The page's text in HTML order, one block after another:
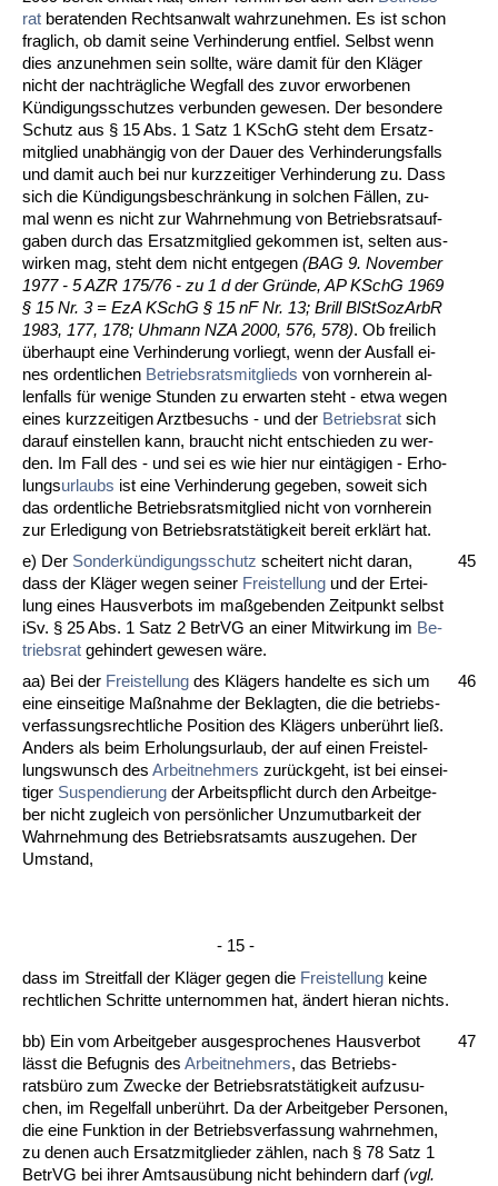
rat be­ra­ten­den Rechts­an­walt wahr­zu­neh­men. Es ist schon
frag­lich, ob da­mit sei­ne Ver­hin­de­rung ent­fiel. Selbst wenn
dies an­zu­neh­men sein soll­te, wäre da­mit für den Kläger
nicht der nachträgli­che Weg­fall des zu­vor er­wor­be­nen
Kündi­gungs­schut­zes ver­bun­den ge­we­sen. Der be­son­de­re
Schutz aus § 15 Abs. 1 Satz 1 KSchG steht dem Er­satz­
mit­glied un­abhängig von der Dau­er des Ver­hin­de­rungs­falls
und da­mit auch bei nur kurz­zei­ti­ger Ver­hin­de­rung zu. Dass
sich die Kündi­gungs­be­schränkung in sol­chen Fällen, zu­
mal wenn es nicht zur Wahr­neh­mung von Be­triebs­rats­auf­
ga­ben durch das Er­satz­mit­glied ge­kom­men ist, sel­ten aus­
wir­ken mag, steht dem nicht ent­ge­gen (BAG 9. No­vem­ber
1977 - 5 AZR 175/76 - zu 1 d der Gründe, AP KSchG 1969
§ 15 Nr. 3 = EzA KSchG § 15 nF Nr. 13; Brill BlStSozArbR
1983, 177, 178; Uh­mann NZA 2000, 576, 578). Ob frei­lich
über­haupt ei­ne Ver­hin­de­rung vor­liegt, wenn der Aus­fall ei­
nes or­dent­li­chen Be­triebs­rats­mit­glieds von vorn­her­ein al­
len­falls für we­ni­ge St­un­den zu er­war­ten steht - et­wa we­gen
ei­nes kurz­zei­ti­gen Arzt­be­suchs - und der Be­triebs­rat sich
dar­auf ein­stel­len kann, braucht nicht ent­schie­den zu wer­
den. Im Fall des - und sei es wie hier nur eintägi­gen - Er­ho­
lungs­ur­laubs ist ei­ne Ver­hin­de­rung ge­ge­ben, so­weit sich
das or­dent­li­che Be­triebs­rats­mit­glied nicht von vorn­her­ein
zur Er­le­di­gung von Be­triebs­ratstätig­keit be­reit erklärt hat.
e) Der Son­derkündi­gungs­schutz schei­tert nicht dar­an,
dass der Kläger we­gen sei­ner Frei­stel­lung und der Er­tei­
lung ei­nes Haus­ver­bots im maßge­ben­den Zeit­punkt selbst
iSv. § 25 Abs. 1 Satz 2 Be­trVG an ei­ner Mit­wir­kung im Be­
triebs­rat ge­hin­dert ge­we­sen wäre.
45
aa) Bei der Frei­stel­lung des Klägers han­del­te es sich um
ei­ne ein­sei­ti­ge Maßnah­me der Be­klag­ten, die die be­triebs­
ver­fas­sungs­recht­li­che Po­si­ti­on des Klägers un­berührt ließ.
An­ders als beim Er­ho­lungs­ur­laub, der auf ei­nen Freis­tel­
lungs­wunsch des Ar­beit­neh­mers zurück­geht, ist bei ein­sei­
ti­ger Su­s­pen­die­rung der Ar­beits­pflicht durch den Ar­beit­ge­
ber nicht zu­gleich von persönli­cher Un­zu­mut­bar­keit der
Wahr­neh­mung des Be­triebs­rats­amts aus­zu­ge­hen. Der
Um­stand,
- 15 -
dass im Streit­fall der Kläger ge­gen die Frei­stel­lung kei­ne
recht­li­chen Schrit­te un­ter­nom­men hat, ändert hier­an nichts.
46
bb) Ein vom Ar­beit­ge­ber aus­ge­spro­che­nes Haus­ver­bot
lässt die Be­fug­nis des Ar­beit­neh­mers, das Be­triebs­
ratsbüro zum Zwe­cke der Be­triebs­ratstätig­keit auf­zu­su­
chen, im Re­gel­fall un­berührt. Da der Ar­beit­ge­ber Per­so­nen,
die ei­ne Funk­ti­on in der Be­triebs­ver­fas­sung wahr­neh­men,
zu de­nen auch Er­satz­mit­g­lie­der zählen, nach § 78 Satz 1
Be­trVG bei ih­rer Amts­ausübung nicht be­hin­dern darf(vgl.
47